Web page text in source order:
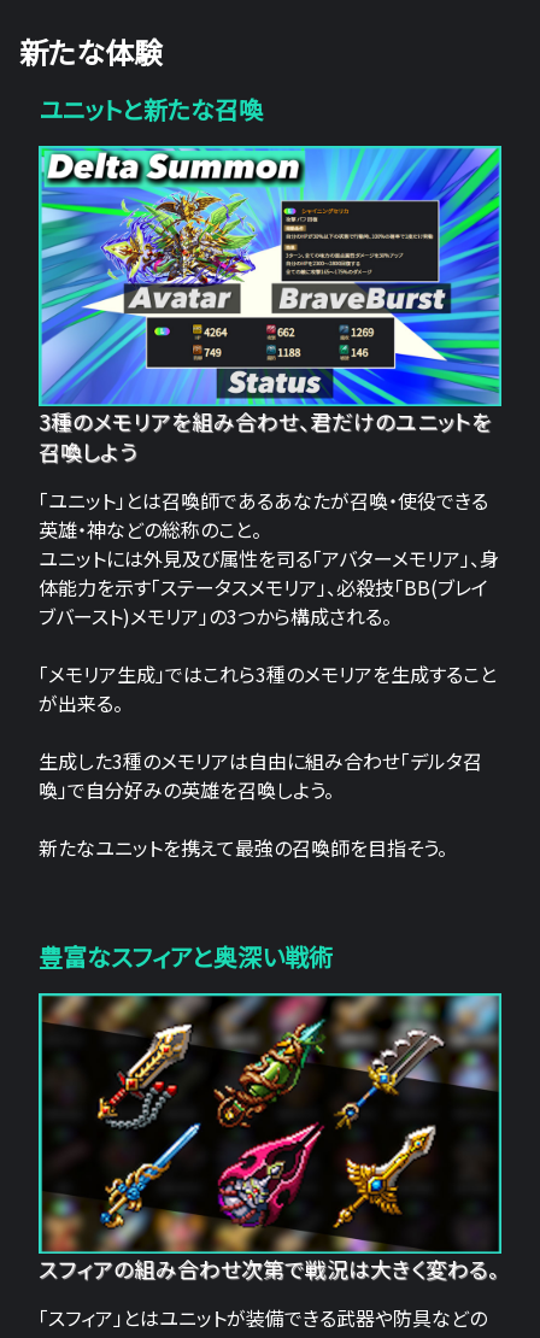
新たな体験
ユニットと新たな召喚
3種のメモリアを組み合わせ、君だけのユニットを
召喚しよう
「ユニット」とは召喚師であるあなたが召喚・使役できる
英雄・神などの総称のこと。
ユニットには外見及び属性を司る「アバターメモリア」、身
体能力を示す「ステータスメモリア」、必殺技「BB(ブレイ
ブバースト)メモリア」の3つから構成される。
「メモリア生成」ではこれら3種のメモリアを生成すること
が出来る。
生成した3種のメモリアは自由に組み合わせ「デルタ召
喚」で自分好みの英雄を召喚しよう。
新たなユニットを携えて最強の召喚師を目指そう。
豊富なスフィアと奥深い戦術
スフィアの組み合わせ次第で戦況は大きく変わる。
「スフィア」とはユニットが装備できる武器や防具などの